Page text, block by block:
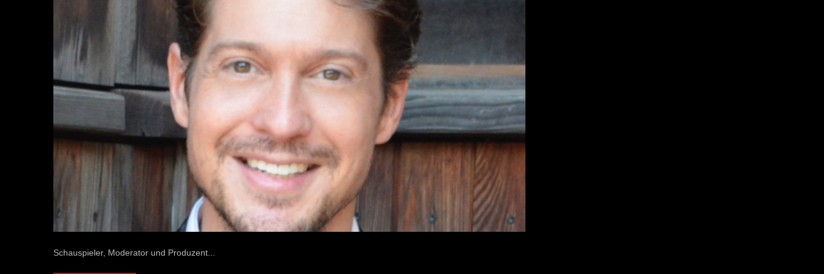
Schauspieler, Moderator und Produzent...